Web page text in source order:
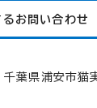
る お問い合わせ
県浦安市猫実